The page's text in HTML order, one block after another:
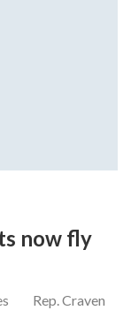
now fly
Rep. Craven